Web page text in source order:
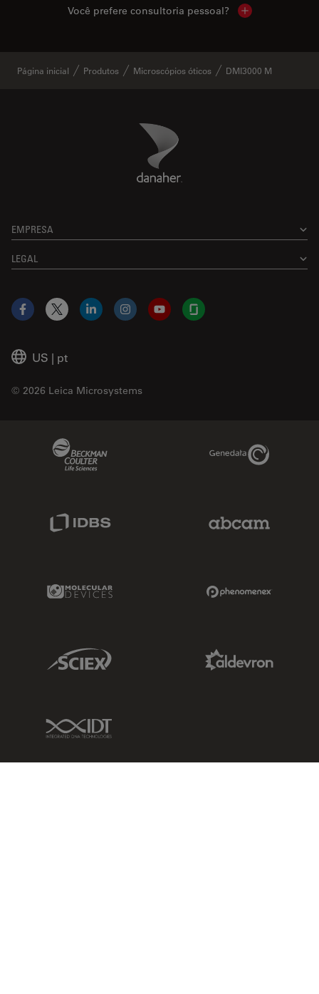
Você prefere consultoria pessoal? Show local
Página inicial Produtos Microscópios óticos DMI3000 M
Danaher Logo
EMPRESA
LEGAL
US | pt
© 2026 Leica Microsystems
Facebook
X LinkedInInstagramYouTubeGlassdoor
Genedata Link
Molecular Devices Link
Sciex Link
IDT Link